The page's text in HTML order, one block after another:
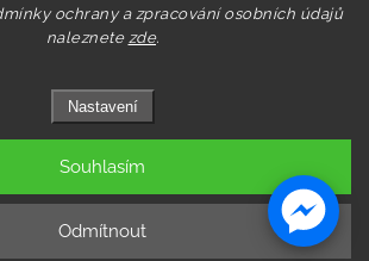
ochrany a zpracování osobních údajů
naleznete zde.
Nastavení
Odmítnout
Souhlasím
2026Pastry.cz. Všechna práva vyhrazena.
Upravit nastavení cookies